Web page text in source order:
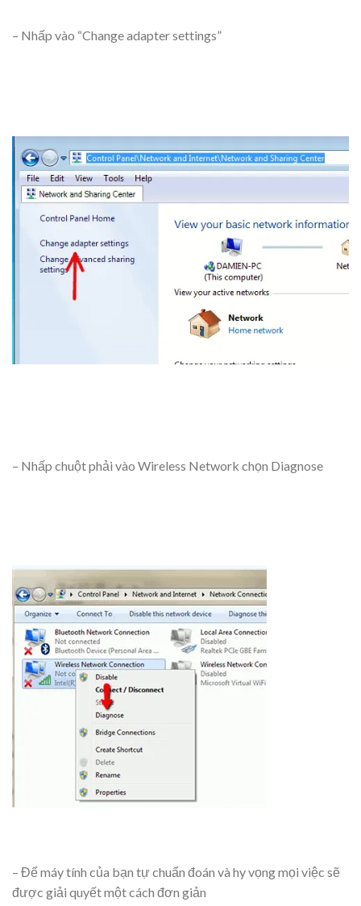
– Nhấp vào “Change adapter settings”
– Nhấp chuột phải vào Wireless Network chọn Diagnose
– Để máy tính của bạn tự chuẩn đoán và hy vọng mọi việc sẽ
được giải quyết một cách đơn giản